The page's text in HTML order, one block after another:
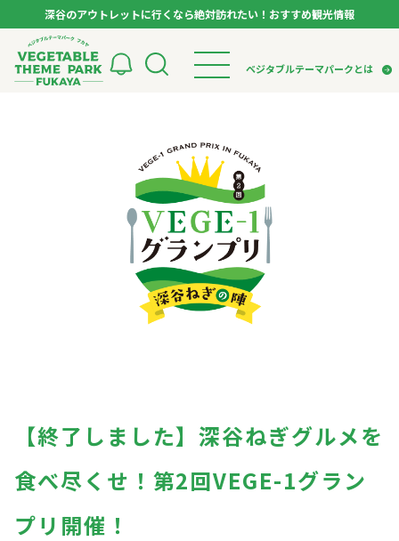
深谷のアウトレットに行くなら絶対訪れたい！おすすめ観光情報
ベジタブルテーマパークとは
モデルコース
ベジタブルテーマパークとは
VTPキャストミーティング
パートナー企業について
市長インタビュー
生産者インタビュー
アンバサダー
お役立ち情報
レシピ集
【終了しました】深谷ねぎグルメを
食べ尽くせ！第2回VEGE-1グラン
プリ開催！